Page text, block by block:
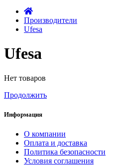
Производители
Ufesa
Ufesa
Нет товаров
Продолжить
Информация
О компании
Оплата и доставка
Политика безопасности
Условия соглашения